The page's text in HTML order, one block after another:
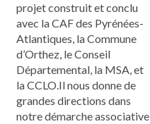
projet construit et conclu
avec la CAF des Pyrénées-
Atlantiques, la Commune
d’Orthez, le Conseil
Départemental, la MSA, et
la CCLO.Il nous donne de
grandes directions dans
notre démarche associative